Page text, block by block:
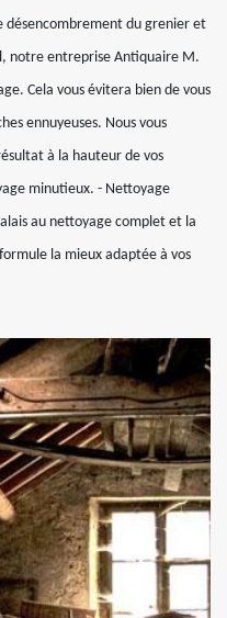
désencombrement du grenier et
notre entreprise Antiquaire M.
Cela vous évitera bien de vous
ennuyeuses. Nous vous
à la hauteur de vos
minutieux. - Nettoyage
au nettoyage complet et la
la mieux adaptée à vos